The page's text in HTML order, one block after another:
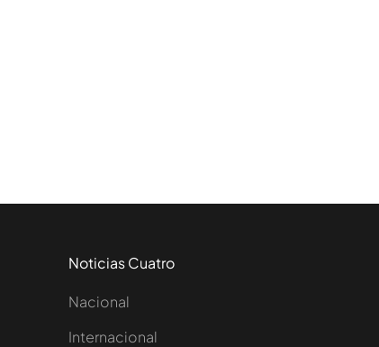
Noticias Cuatro
Nacional
Internacional